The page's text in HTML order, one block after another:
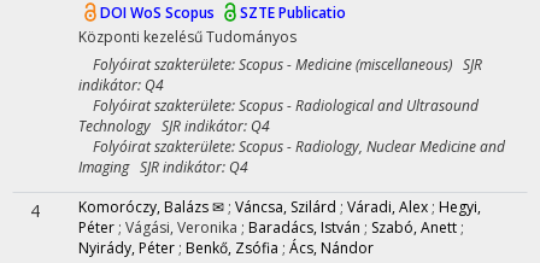
DOIWoS Scopus
SZTE Publicatio
Központi kezelésűTudományos
Folyóirat szakterülete: Scopus - Medicine (miscellaneous) SJR
indikátor: Q4
Folyóirat szakterülete: Scopus - Radiological and Ultrasound
Technology SJR indikátor: Q4
Folyóirat szakterülete: Scopus - Radiology, Nuclear Medicine and
Imaging SJR indikátor: Q4
4 Komoróczy, Balázs ✉ ; Váncsa, Szilárd ; Váradi, Alex ; Hegyi,
Péter ; Vágási, Veronika ; Baradács, István ; Szabó, Anett ;
Nyirády, Péter ; Benkő, Zsófia ; Ács, Nándor